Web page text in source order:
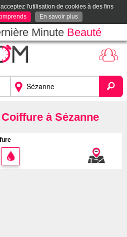
l'utilisation de cookies à des fins
En savoir plus
Minute Beauté
à Sézanne